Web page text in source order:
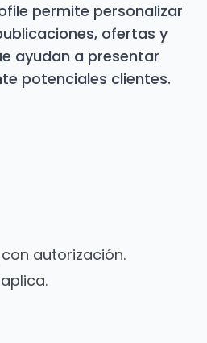
permite personalizar
ofertas y
ayudan a presentar
potenciales clientes.
autorización.